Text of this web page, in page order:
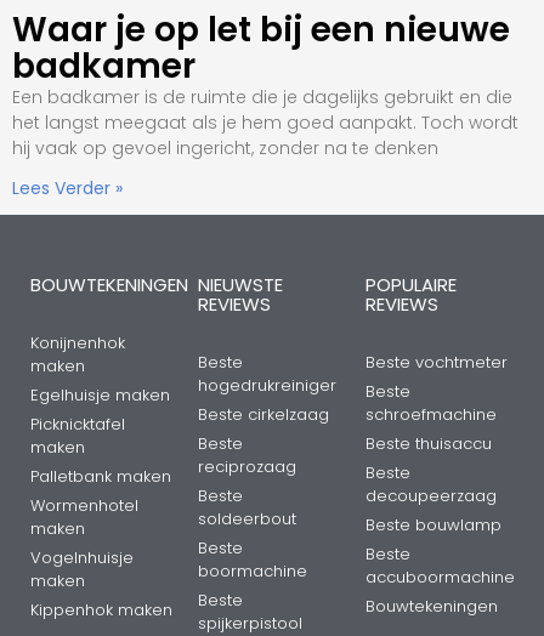
Waar je op let bij een nieuwe
badkamer
Een badkamer is de ruimte die je dagelijks gebruikt en die
het langst meegaat als je hem goed aanpakt. Toch wordt
hij vaak op gevoel ingericht, zonder na te denken
Lees Verder »
BOUWTEKENINGEN
Konijnenhok
maken
Egelhuisje maken
Picknicktafel
maken
Palletbank maken
Wormenhotel
maken
Vogelnhuisje
maken
Kippenhok maken
NIEUWSTE
REVIEWS
Beste
hogedrukreiniger
Beste cirkelzaag
Beste
reciprozaag
Beste
soldeerbout
Beste
boormachine
Beste
spijkerpistool
POPULAIRE
REVIEWS
Beste vochtmeter
Beste
schroefmachine
Beste thuisaccu
Beste
decoupeerzaag
Beste bouwlamp
Beste
accuboormachine
Bouwtekeningen